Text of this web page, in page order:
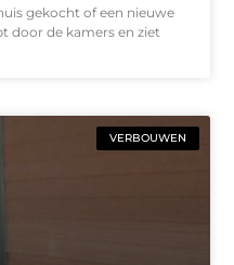
gekocht of een nieuwe
door de kamers en ziet
VERBOUWEN